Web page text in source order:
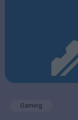
Gaming